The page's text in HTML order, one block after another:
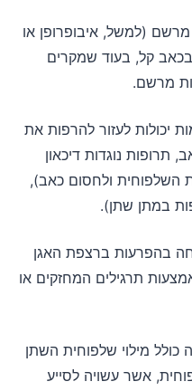
(למשל, איבופרופן או
קל, בעוד שמקרים
מרשם.
יכולות לעזור להרפות את
נוגדות דיכאון
השלפוחית ולחסום כאב),
במתן שתן).
בהפרעות ברצפת האגן
תרגילים המחזקים או
כולל מילוי שלפוחית השתן
אשר עשויה לסייע